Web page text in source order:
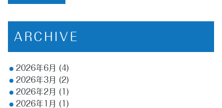
ARCHIVE
2026年6月
(4)
2026年3月
(2)
2026年2月
(1)
2026年1月
(1)